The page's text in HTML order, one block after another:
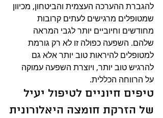
להגברת ההערכה העצמית והביטחון, מכיוון
שמטופלים מרגישים לעתים קרובות
מחודשים וחיוביים יותר לגבי המראה
שלהם. השפעה כפולה זו לא רק גורמת
למטופלים להיראות טוב יותר אלא גם
להרגיש טוב יותר, ויוצרת השפעה עמוקה
על הרווחה הכללית.
טיפים חיוניים לטיפול יעיל
של הזרקת חומצה היאלורונית